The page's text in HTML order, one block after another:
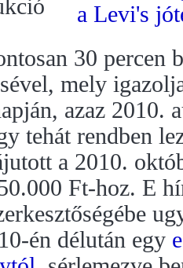
30 percen
mely
azaz 2010.
tehát rendben
a 2010.
Ft-hoz. E
én délután egy